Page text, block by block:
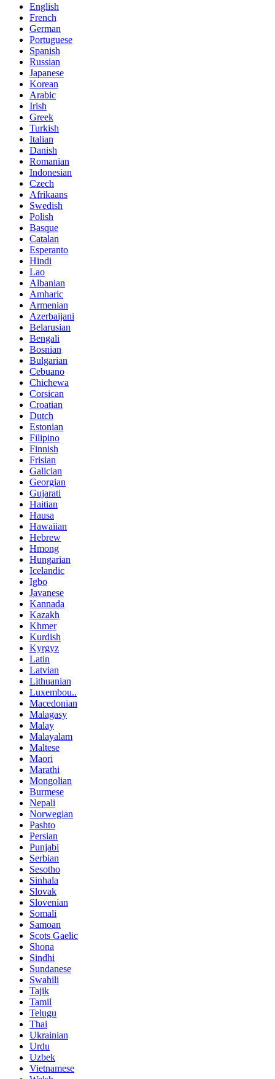
English
French
German
Portuguese
Spanish
Russian
Japanese
Korean
Arabic
Irish
Greek
Turkish
Italian
Danish
Romanian
Indonesian
Czech
Afrikaans
Swedish
Polish
Basque
Catalan
Esperanto
Hindi
Lao
Albanian
Amharic
Armenian
Azerbaijani
Belarusian
Bengali
Bosnian
Bulgarian
Cebuano
Chichewa
Corsican
Croatian
Dutch
Estonian
Filipino
Finnish
Frisian
Galician
Georgian
Gujarati
Haitian
Hausa
Hawaiian
Hebrew
Hmong
Hungarian
Icelandic
Igbo
Javanese
Kannada
Kazakh
Khmer
Kurdish
Kyrgyz
Latin
Latvian
Lithuanian
Luxembou..
Macedonian
Malagasy
Malay
Malayalam
Maltese
Maori
Marathi
Mongolian
Burmese
Nepali
Norwegian
Pashto
Persian
Punjabi
Serbian
Sesotho
Sinhala
Slovak
Slovenian
Somali
Samoan
Scots Gaelic
Shona
Sindhi
Sundanese
Swahili
Tajik
Tamil
Telugu
Thai
Ukrainian
Urdu
Uzbek
Vietnamese